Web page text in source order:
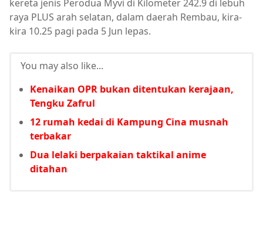
kereta jenis Perodua Myvi di Kilometer 242.9 di lebuh
raya PLUS arah selatan, dalam daerah Rembau, kira-
kira 10.25 pagi pada 5 Jun lepas.
You may also like...
Kenaikan OPR bukan ditentukan kerajaan,
Tengku Zafrul
12 rumah kedai di Kampung Cina musnah
terbakar
Dua lelaki berpakaian taktikal anime
ditahan